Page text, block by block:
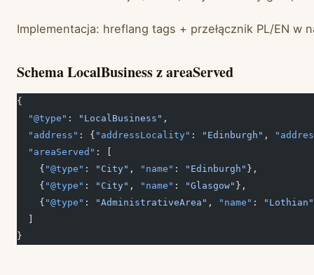
Implementacja: hreflang tags + przełącznik PL/EN w
Schema LocalBusiness z areaServed
{
  "@type"
: "LocalBusiness" ,
  "address"
: { "addressLocality" : "Edinburgh" ,
  "areaServed"
: [
    {
"@type" : "City" , "name" : "Edinburgh" },
    {
"@type" : "City" , "name" : "Glasgow" },
    {
"@type" : "AdministrativeArea" , "name" :
"Lothian"
}